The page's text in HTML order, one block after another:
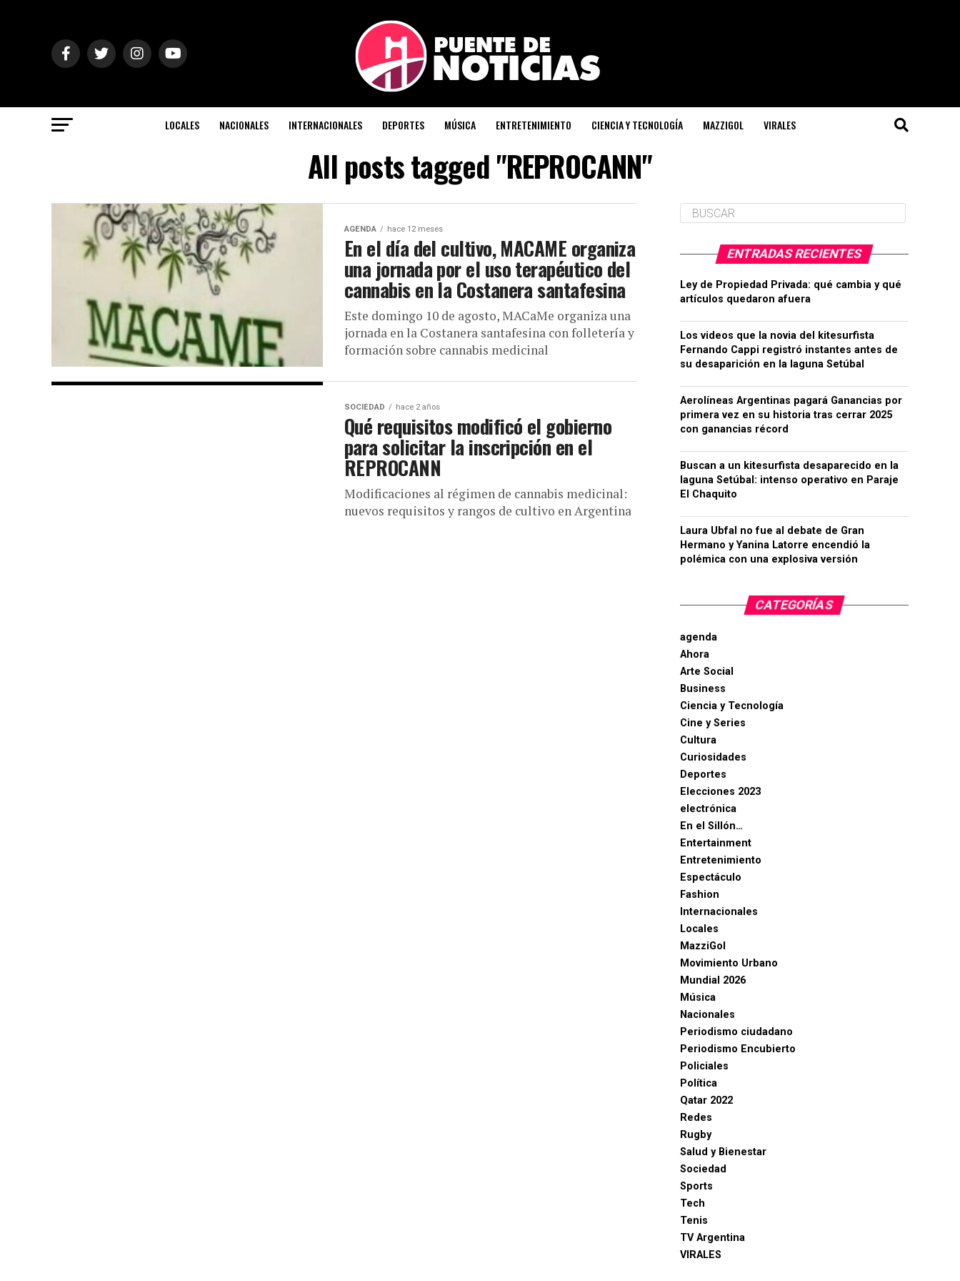
LOCALES NACIONALES INTERNACIONALES DEPORTES MÚSICA ENTRETENIMIENTO CIENCIA Y TECNOLOGÍA MAZZIGOL VIRALES
All posts tagged "REPROCANN"
AGENDA hace 12 meses
En el día del cultivo, MACAME organiza
una jornada por el uso terapéutico del
cannabis en la Costanera santafesina
Este domingo 10 de agosto, MACaMe organiza una
jornada en la Costanera santafesina con folletería y
formación sobre cannabis medicinal
SOCIEDAD hace 2 años
Qué requisitos modificó el gobierno
para solicitar la inscripción en el
REPROCANN
Modificaciones al régimen de cannabis medicinal:
nuevos requisitos y rangos de cultivo en Argentina
ENTRADAS RECIENTES
Ley de Propiedad Privada: qué cambia y qué
artículos quedaron afuera
Los videos que la novia del kitesurfista
Fernando Cappi registró instantes antes de
su desaparición en la laguna Setúbal
Aerolíneas Argentinas pagará Ganancias por
primera vez en su historia tras cerrar 2025
con ganancias récord
Buscan a un kitesurfista desaparecido en la
laguna Setúbal: intenso operativo en Paraje
El Chaquito
Laura Ubfal no fue al debate de Gran
Hermano y Yanina Latorre encendió la
polémica con una explosiva versión
CATEGORÍAS
agenda
Ahora
Arte Social
Business
Ciencia y Tecnología
Cine y Series
Cultura
Curiosidades
Deportes
Elecciones 2023
electrónica
En el Sillón…
Entertainment
Entretenimiento
Espectáculo
Fashion
Internacionales
Locales
MazziGol
Movimiento Urbano
Mundial 2026
Música
Nacionales
Periodismo ciudadano
Periodismo Encubierto
Policiales
Política
Qatar 2022
Redes
Rugby
Salud y Bienestar
Sociedad
Sports
Tech
Tenis
TV Argentina
VIRALES